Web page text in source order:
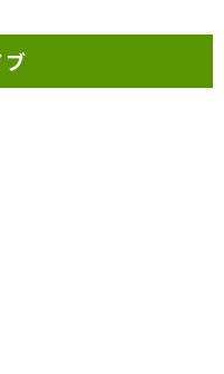
ブ